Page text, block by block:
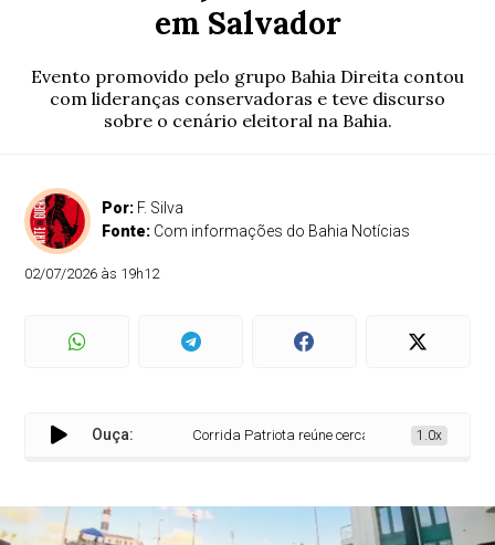
em Salvador
Evento promovido pelo grupo Bahia Direita contou
com lideranças conservadoras e teve discurso
sobre o cenário eleitoral na Bahia.
Por: F. Silva
Fonte: Com informações do Bahia Notícias
02/07/2026 às 19h12
Ouça: Corrida Patriota reúne cerca de 3 mil pessoas
1.0x